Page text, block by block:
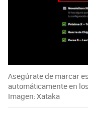
Asegúrate de marcar
automáticamente en
Imagen: Xataka